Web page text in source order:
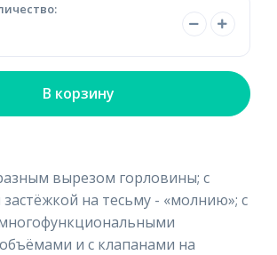
В корзину
вырезом горловины; с
на тесьму - «молнию»; с
и с клапанами на